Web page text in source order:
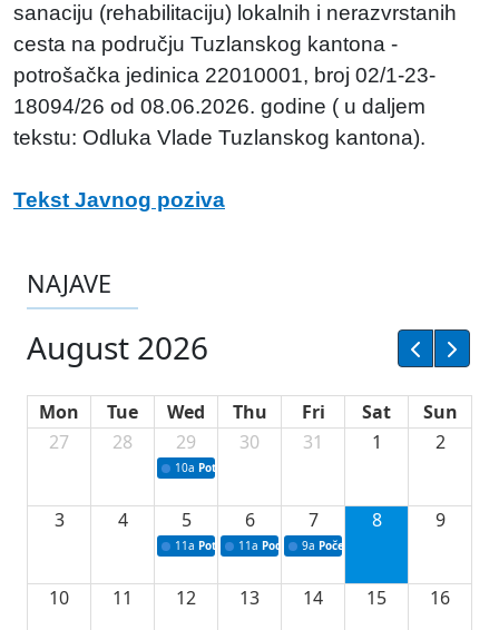
sanaciju (rehabilitaciju) lokalnih i nerazvrstanih
cesta na području Tuzlanskog kantona -
potrošačka jedinica 22010001, broj 02/1-23-
18094/26 od 08.06.2026. godine ( u daljem
tekstu: Odluka Vlade Tuzlanskog kantona).
Tekst Javnog poziva
NAJAVE
August 2026
Mon Tue Wed Thu Fri Sat
Sun
27
28 29
10a Potpisivanje ugovora sa neprofitnim
30 31 1 2
3 4 5
11a Potpisivanje ugovora o stipendijama za
6
11a Podrška razvoju vodne infrastrukture u
7
9a Početak izgradnje nove
8 9
10 11 12 13 14 15 16